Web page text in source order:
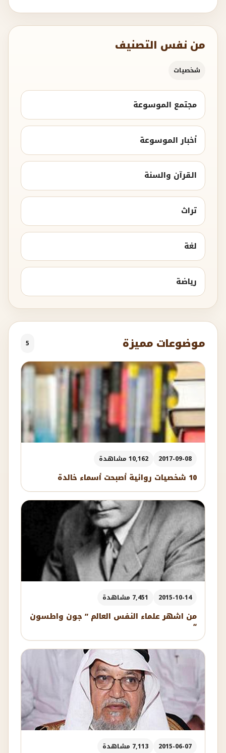
من نفس التصنيف
شخصيات
مجتمع الموسوعة
أخبار الموسوعة
القرآن والسنة
تراث
لغة
رياضة
موضوعات مميزة 5
2017-09-08 10,162 مشاهدة
10 شخصيات روائية أصبحت أسماء خالدة
2015-10-14 7,451 مشاهدة
من اشهر علماء النفس العالم ” جون واطسون
“
2015-06-07 7,113 مشاهدة